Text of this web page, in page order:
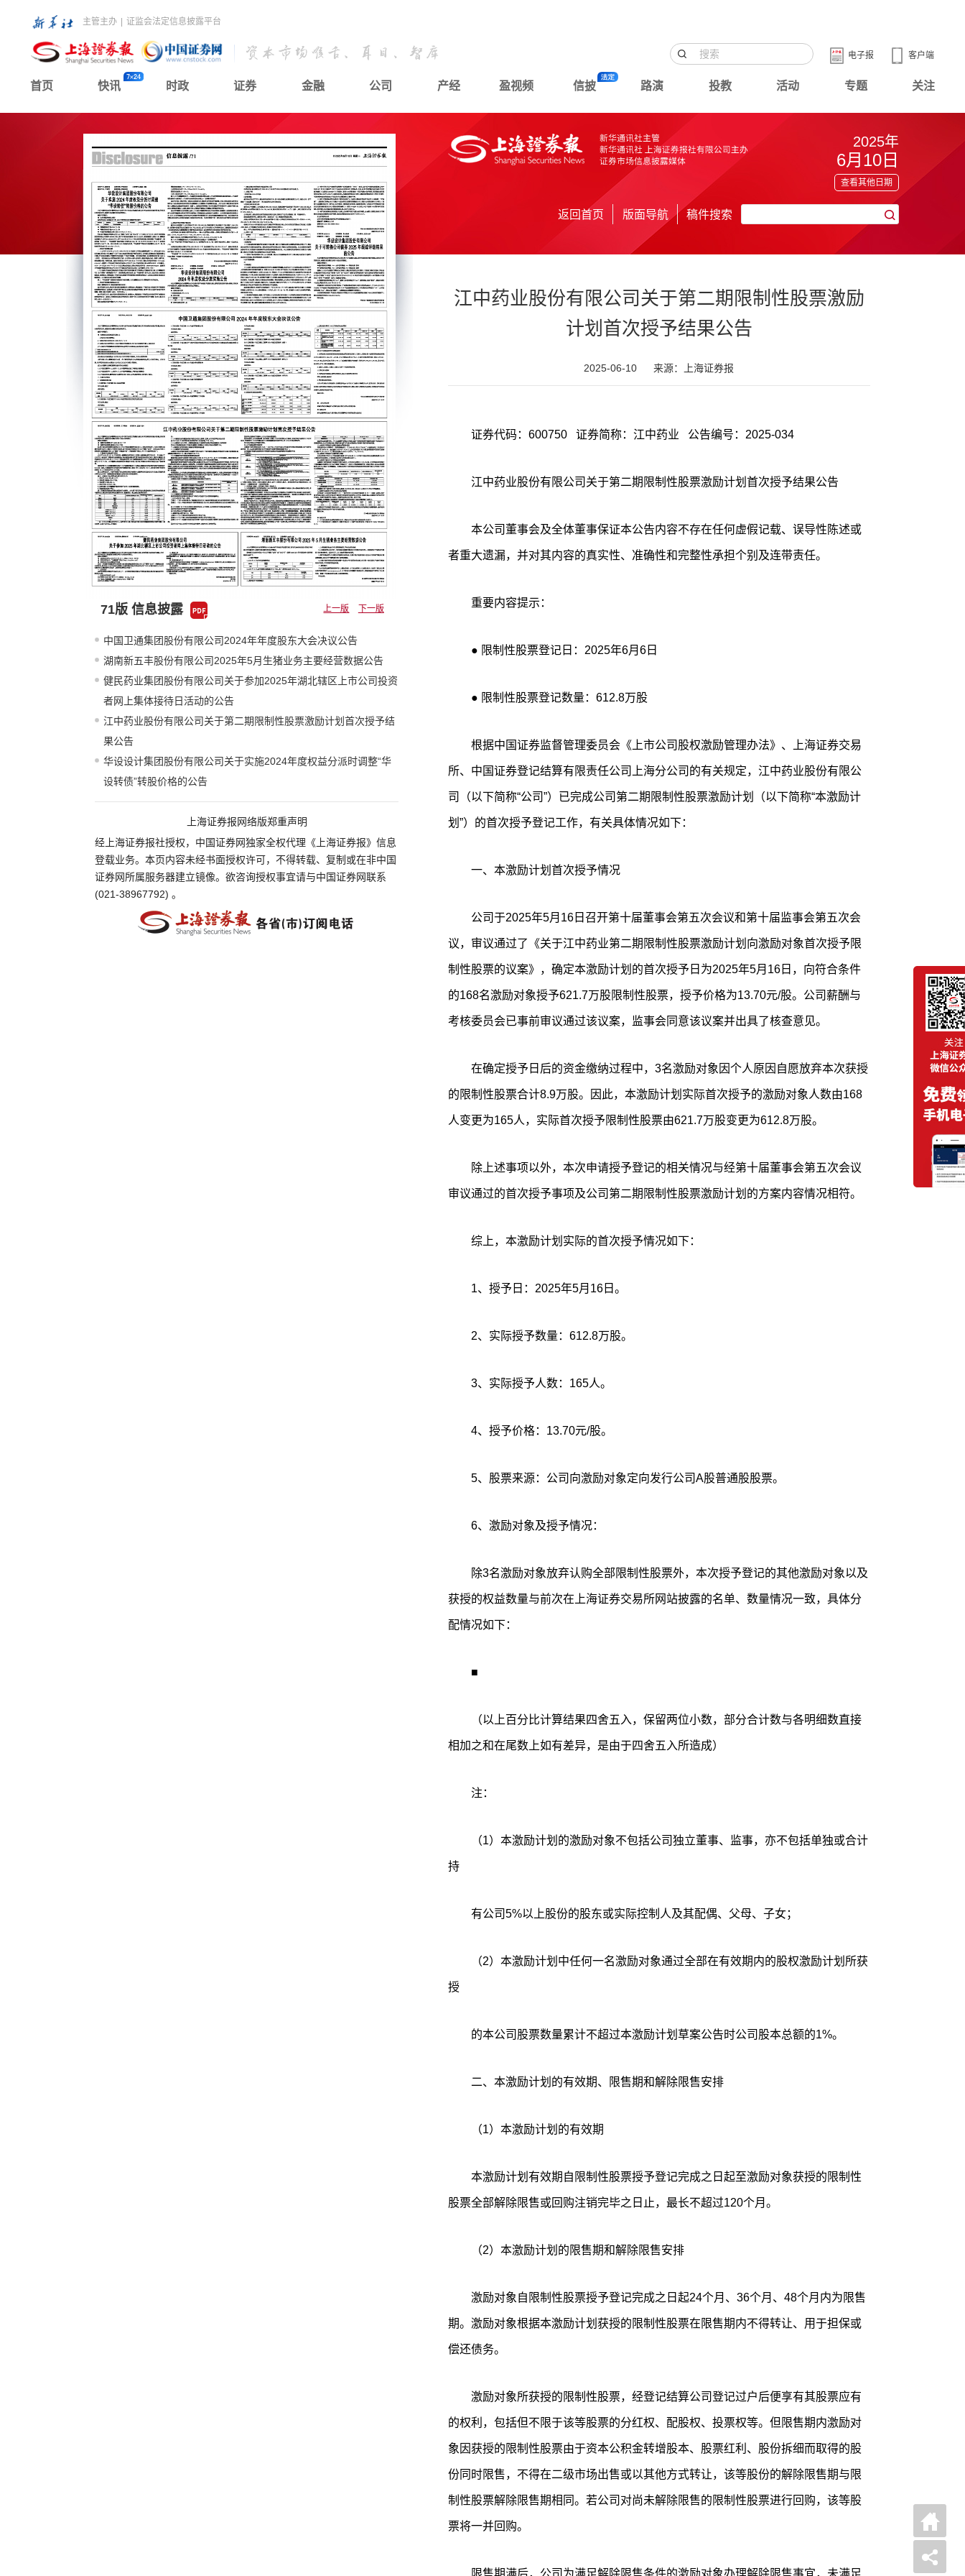
主管主办 证监会法定信息披露平台
客户端
电子报
首页 快讯 时政 证券 金融 公司 产经 盈视频 信披 路演 投教 活动 专题 关注
71版 信息披露 上一版 下一版
中国卫通集团股份有限公司2024年年度股东大会决议公告
湖南新五丰股份有限公司2025年5月生猪业务主要经营数据公告
健民药业集团股份有限公司关于参加2025年湖北辖区上市公司投资
者网上集体接待日活动的公告
江中药业股份有限公司关于第二期限制性股票激励计划首次授予结
果公告
华设设计集团股份有限公司关于实施2024年度权益分派时调整“华
设转债”转股价格的公告
上海证券报网络版郑重声明
经上海证券报社授权，中国证券网独家全权代理《上海证券报》信息
登载业务。本页内容未经书面授权许可，不得转载、复制或在非中国
证券网所属服务器建立镜像。欲咨询授权事宜请与中国证券网联系
(021-38967792) 。
2025年
6月10日
查看其他日期
返回首页 版面导航 稿件搜索
江中药业股份有限公司关于第二期限制性股票激励
计划首次授予结果公告
2025-06-10 来源：上海证券报
证券代码：600750 证券简称：江中药业 公告编号：2025-034
江中药业股份有限公司关于第二期限制性股票激励计划首次授予结果公告
本公司董事会及全体董事保证本公告内容不存在任何虚假记载、误导性陈述或
者重大遗漏，并对其内容的真实性、准确性和完整性承担个别及连带责任。
重要内容提示：
● 限制性股票登记日：2025年6月6日
● 限制性股票登记数量：612.8万股
根据中国证券监督管理委员会《上市公司股权激励管理办法》、上海证券交易
所、中国证券登记结算有限责任公司上海分公司的有关规定，江中药业股份有限公
司（以下简称“公司”）已完成公司第二期限制性股票激励计划（以下简称“本激励计
划”）的首次授予登记工作，有关具体情况如下：
一、本激励计划首次授予情况
公司于2025年5月16日召开第十届董事会第五次会议和第十届监事会第五次会
议，审议通过了《关于江中药业第二期限制性股票激励计划向激励对象首次授予限
制性股票的议案》，确定本激励计划的首次授予日为2025年5月16日，向符合条件
的168名激励对象授予621.7万股限制性股票，授予价格为13.70元/股。公司薪酬与
考核委员会已事前审议通过该议案，监事会同意该议案并出具了核查意见。
在确定授予日后的资金缴纳过程中，3名激励对象因个人原因自愿放弃本次获授
的限制性股票合计8.9万股。因此，本激励计划实际首次授予的激励对象人数由168
人变更为165人，实际首次授予限制性股票由621.7万股变更为612.8万股。
除上述事项以外，本次申请授予登记的相关情况与经第十届董事会第五次会议
审议通过的首次授予事项及公司第二期限制性股票激励计划的方案内容情况相符。
综上，本激励计划实际的首次授予情况如下：
1、授予日：2025年5月16日。
2、实际授予数量：612.8万股。
3、实际授予人数：165人。
4、授予价格：13.70元/股。
5、股票来源：公司向激励对象定向发行公司A股普通股股票。
6、激励对象及授予情况：
除3名激励对象放弃认购全部限制性股票外，本次授予登记的其他激励对象以及
获授的权益数量与前次在上海证券交易所网站披露的名单、数量情况一致，具体分
配情况如下：
■
（以上百分比计算结果四舍五入，保留两位小数，部分合计数与各明细数直接
相加之和在尾数上如有差异，是由于四舍五入所造成）
注：
（1）本激励计划的激励对象不包括公司独立董事、监事，亦不包括单独或合计
持
有公司5%以上股份的股东或实际控制人及其配偶、父母、子女；
（2）本激励计划中任何一名激励对象通过全部在有效期内的股权激励计划所获
授
的本公司股票数量累计不超过本激励计划草案公告时公司股本总额的1%。
二、本激励计划的有效期、限售期和解除限售安排
（1）本激励计划的有效期
本激励计划有效期自限制性股票授予登记完成之日起至激励对象获授的限制性
股票全部解除限售或回购注销完毕之日止，最长不超过120个月。
（2）本激励计划的限售期和解除限售安排
激励对象自限制性股票授予登记完成之日起24个月、36个月、48个月内为限售
期。激励对象根据本激励计划获授的限制性股票在限售期内不得转让、用于担保或
偿还债务。
激励对象所获授的限制性股票，经登记结算公司登记过户后便享有其股票应有
的权利，包括但不限于该等股票的分红权、配股权、投票权等。但限售期内激励对
象因获授的限制性股票由于资本公积金转增股本、股票红利、股份拆细而取得的股
份同时限售，不得在二级市场出售或以其他方式转让，该等股份的解除限售期与限
制性股票解除限售期相同。若公司对尚未解除限售的限制性股票进行回购，该等股
票将一并回购。
限售期满后，公司为满足解除限售条件的激励对象办理解除限售事宜，未满足